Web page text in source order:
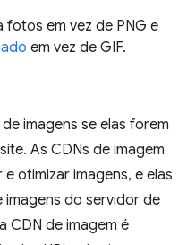
fotos em vez de PNG e
em vez de GIF.
imagens se elas forem
As CDNs de imagem
otimizar imagens, e elas
do servidor de
CDN de imagem é